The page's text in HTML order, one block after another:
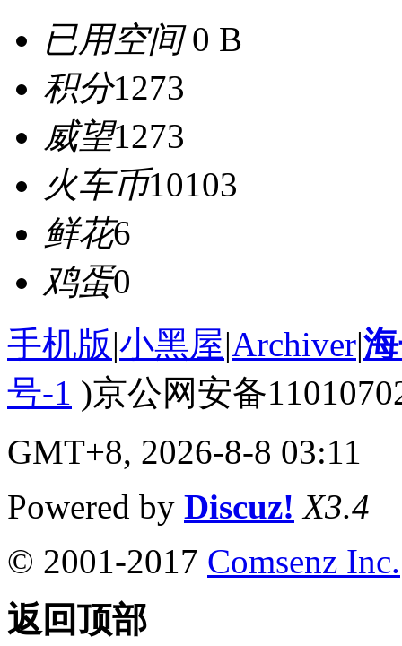
已用空间0 B
积分1273
威望1273
火车币10103
鲜花6
鸡蛋0
手机版|小黑屋|Archiver|
号-1 )京公网安备
GMT+8, 2026-8-8 03:11
Powered by Discuz! X3.4
© 2001-2017 Comsenz Inc.
返回顶部